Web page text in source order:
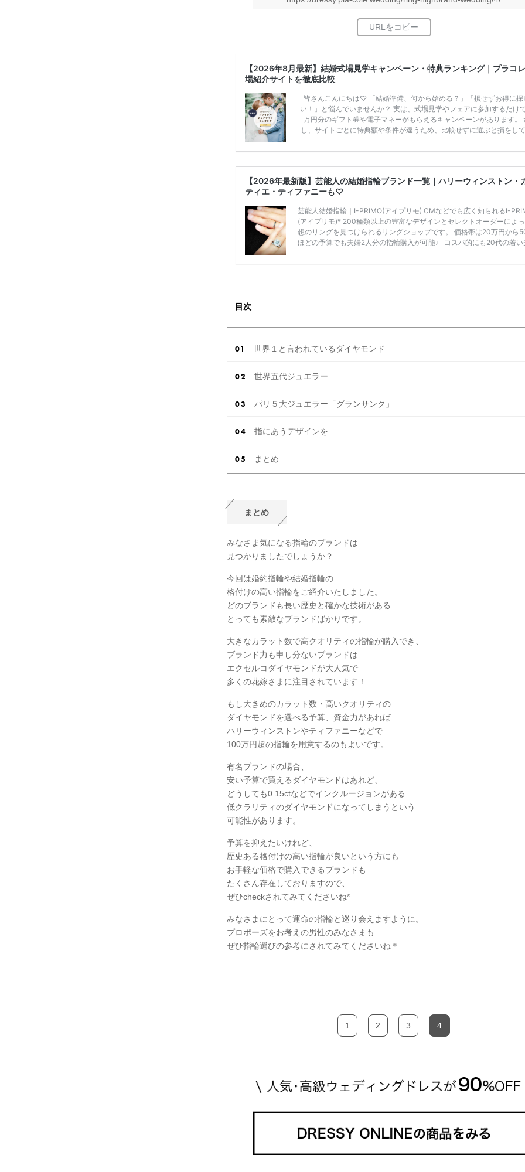
【2026年8月最新】結婚式場見学キャンペーン・特典ランキング｜プラコ
場紹介サイトを徹底比較
皆さんこんにちは♡ 「結婚準備、何から始める？」「損せずお得に探
い！」と悩んでいませんか？ 実は、式場見学やフェアに参加するだけ
万円分のギフト券や電子マネーがもらえるキャンペーンがあります。
し、サイトごとに特典額や条件が違うため、比較せずに選ぶと損をし
ンペーン特典ランキングを公開！ 比較サイト：プラコレ、ゼクシィ、
補を絞れる「ウェディング診断」か、体験型 […] 続きを読む
【2026年最新版】芸能人の結婚指輪ブランド一覧｜ハリーウィンストン・
ティエ・ティファニーも♡
芸能人結婚指輪｜I-PRIMO(アイプリモ) CMなどでも広く知られるI-
(アイプリモ)* 200種類以上の豊富なデザインとセレクトオーダーによ
想のリングを見つけられるリングショップです。 価格帯は20万円から
ほどの予算でも夫婦2人分の指輪購入が可能♩ コスパ的にも20代の若い
月5日22時～スタートする水曜ドラマ『 #ファーストペンギン! 』で山
目次
世界１と言われているダイヤモンド
世界五代ジュエラー
パリ５大ジュエラー「グランサンク」
指にあうデザインを
まとめ
まとめ
みなさま気になる指輪のブランドは
見つかりましたでしょうか？
今回は婚約指輪や結婚指輪の
格付けの高い指輪をご紹介いたしました。
どのブランドも長い歴史と確かな技術がある
とっても素敵なブランドばかりです。
大きなカラット数で高クオリティの指輪が購入でき、
ブランド力も申し分ないブランドは
エクセルコダイヤモンドが大人気で
多くの花嫁さまに注目されています！
もし大きめのカラット数・高いクオリティの
ダイヤモンドを選べる予算、資金力があれば
ハリーウィンストンやティファニーなどで
100万円超の指輪を用意するのもよいです。
有名ブランドの場合、
安い予算で買えるダイヤモンドはあれど、
どうしても0.15ctなどでインクルージョンがある
低クラリティのダイヤモンドになってしまうという
可能性があります。
予算を抑えたいけれど、
歴史ある格付けの高い指輪が良いという方にも
お手軽な価格で購入できるブランドも
たくさん存在しておりますので、
ぜひcheckされてみてくださいね*
みなさまにとって運命の指輪と巡り会えますように。
プロポーズをお考えの男性のみなさまも
ぜひ指輪選びの参考にされてみてくださいね＊
1 2 3 4